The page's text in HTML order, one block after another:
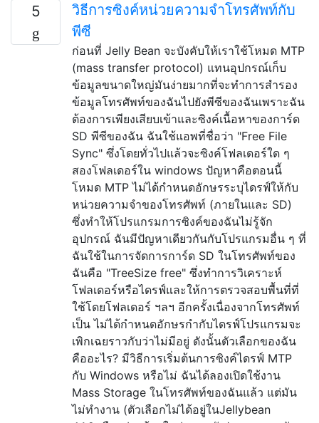
5
วิธีการซิงค์หน่วยความจำโทรศัพท์กับ
พีซี
ก่อนที่ Jelly Bean จะบังคับให้เราใช้โหมด MTP
(mass transfer protocol) แทนอุปกรณ์เก็บ
ข้อมูลขนาดใหญ่มันง่ายมากที่จะทำการสำรอง
ข้อมูลโทรศัพท์ของฉันไปยังพีซีของฉันเพราะฉัน
ต้องการเพียงเสียบเข้าและซิงค์เนื้อหาของการ์ด
SD พีซีของฉัน ฉันใช้แอพที่ชื่อว่า "Free File
Sync" ซึ่งโดยทั่วไปแล้วจะซิงค์โฟลเดอร์ใด ๆ
สองโฟลเดอร์ใน windows ปัญหาคือตอนนี้
โหมด MTP ไม่ได้กำหนดอักษรระบุไดรฟ์ให้กับ
หน่วยความจำของโทรศัพท์ (ภายในและ SD)
ซึ่งทำให้โปรแกรมการซิงค์ของฉันไม่รู้จัก
อุปกรณ์ ฉันมีปัญหาเดียวกันกับโปรแกรมอื่น ๆ ที่
ฉันใช้ในการจัดการการ์ด SD ในโทรศัพท์ของ
ฉันคือ "TreeSize free" ซึ่งทำการวิเคราะห์
โฟลเดอร์หรือไดรฟ์และให้การตรวจสอบพื้นที่ที่
ใช้โดยโฟลเดอร์ ฯลฯ อีกครั้งเนื่องจากโทรศัพท์
เป็น ไม่ได้กำหนดอักษรกำกับไดรฟ์โปรแกรมจะ
เพิกเฉยราวกับว่าไม่มีอยู่ ดังนั้นตัวเลือกของฉัน
คืออะไร? มีวิธีการเริ่มต้นการซิงค์ไดรฟ์ MTP
กับ Windows หรือไม่ ฉันได้ลองเปิดใช้งาน
Mass Storage ในโทรศัพท์ของฉันแล้ว แต่มัน
ไม่ทำงาน (ตัวเลือกไม่ได้อยู่ในJellybean